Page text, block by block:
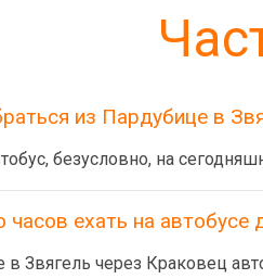
из Пардубице в
безусловно, на
часов ехать на автобусе
в Звягель через Краковец